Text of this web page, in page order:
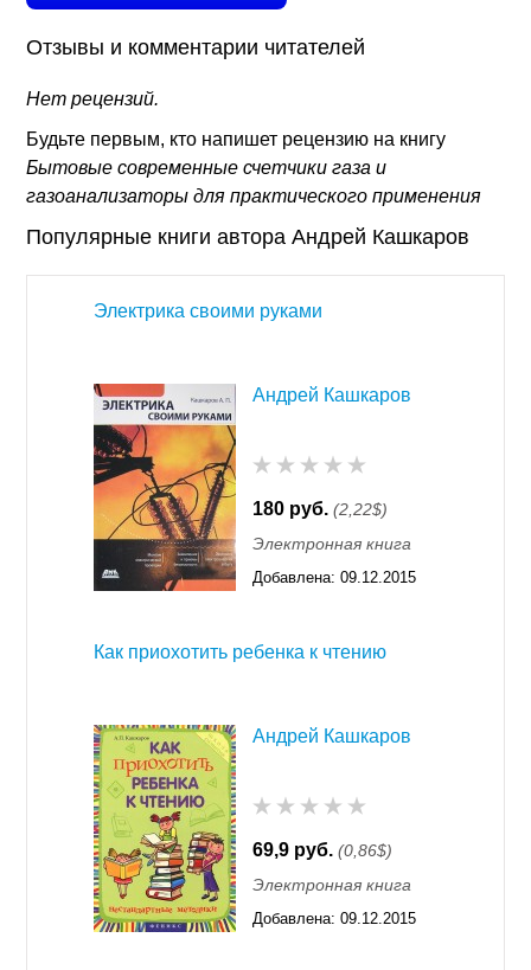
Отзывы и комментарии читателей
Нет рецензий.
Будьте первым, кто напишет рецензию на книгу
Бытовые современные счетчики газа и
газоанализаторы для практического применения
Популярные книги автора Андрей Кашкаров
Электрика своими руками
Андрей Кашкаров
180 руб. (2,22$)
Электронная книга
Добавлена: 09.12.2015
Как приохотить ребенка к чтению
Андрей Кашкаров
69,9 руб. (0,86$)
Электронная книга
Добавлена: 09.12.2015